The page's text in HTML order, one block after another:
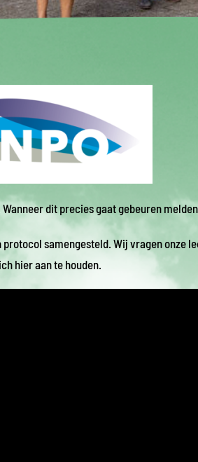
dit precies gaat gebeuren
samengesteld. Wij vragen onze
hier aan te houden.